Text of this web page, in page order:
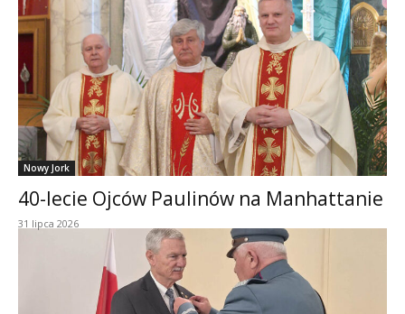
Nowy Jork
40-lecie Ojców Paulinów na Manhattanie
31 lipca 2026